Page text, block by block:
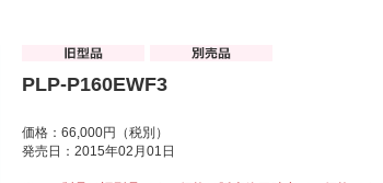
PLP-P160EWF3
価格：66,000円（税別）
発売日：2015年02月01日